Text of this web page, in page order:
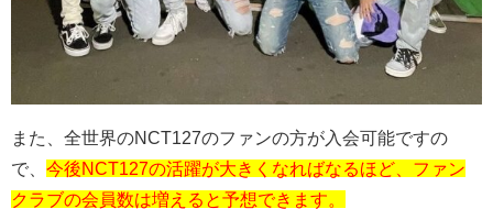
また、全世界のNCT127のファンの方が入会可能ですの
で、 今後NCT127の活躍が大きくなればなるほど、ファン
クラブの会員数は増えると予想できます。